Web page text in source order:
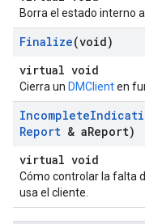
Borra el estado interno
Finalize(void)
virtual void
Cierra un DMClienten
Incomplete
Report & aReport)
virtual void
Cómo controlar la falta
usa el cliente.